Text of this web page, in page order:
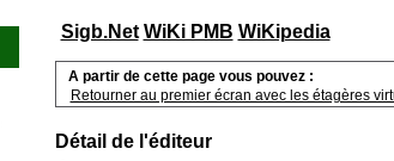
Sigb.Net WiKi PMB WiKipedia
A partir de cette page vous pouvez :
Retourner au premier écran avec les étagères
Détail de l'éditeur